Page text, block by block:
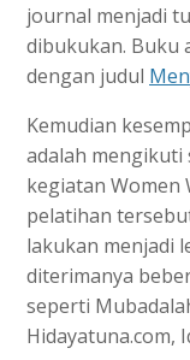
journal menjadi
dibukukan. Buku
dengan judul
Kemudian
adalah mengikuti
kegiatan Women
pelatihan
lakukan menjadi
diterimanya
seperti
Hidayatuna.com,